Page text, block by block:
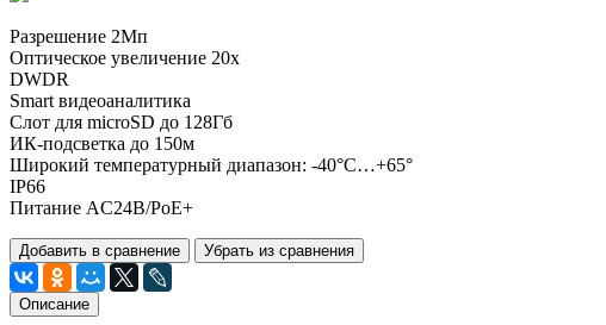
Разрешение 2Мп
Оптическое увеличение 20х
DWDR
Smart видеоаналитика
Слот для microSD до 128Гб
ИК-подсветка до 150м
Широкий температурный диапазон: -40°C…+65°
IP66
Питание AC24В/PoE+
Добавить в сравнение Убрать из сравнения
Описание